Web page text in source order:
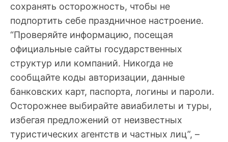
сохранять осторожность, чтобы не
подпортить себе праздничное настроение.
“Проверяйте информацию, посещая
официальные сайты государственных
структур или компаний. Никогда не
сообщайте коды авторизации, данные
банковских карт, паспорта, логины и пароли.
Осторожнее выбирайте авиабилеты и туры,
избегая предложений от неизвестных
туристических агентств и частных лиц”, –